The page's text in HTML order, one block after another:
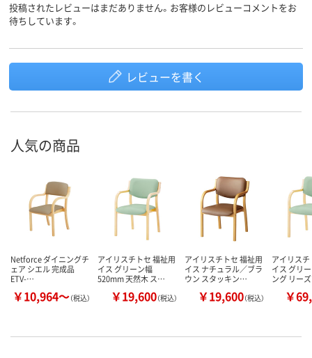
投稿されたレビューはまだありません。お客様のレビューコメントをお
待ちしています。
レビューを書く
人気の商品
Netforce ダイニングチ
ェア シエル 完成品
ETV-…
￥10,964～（税込）
アイリスチトセ 福祉用
イス グリーン幅
520mm 天然木 ス…
￥19,600（税込）
アイリスチトセ 福祉用
イス ナチュラル／ブラ
ウン スタッキン…
￥19,600（税込）
アイリス
イス グリ
ング リー
￥